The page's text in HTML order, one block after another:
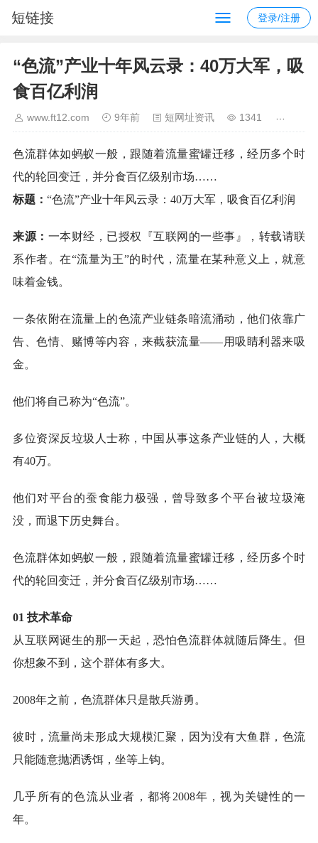
短链接 登录/注册
“色流”产业十年风云录：40万大军，吸
食百亿利润
www.ft12.com 9年前 短网址资讯 1341
色流群体如蚂蚁一般，跟随着流量蜜罐迁移，经历多个时
代的轮回变迁，并分食百亿级别市场……
标题： “色流”产业十年风云录：40万大军，吸食百亿利润
来源： 一本财经，已授权『互联网的一些事』，转载请联
系作者。在“流量为王”的时代，流量在某种意义上，就意
味着金钱。
一条依附在流量上的色流产业链条暗流涌动，他们依靠广
告、色情、赌博等内容，来截获流量——用吸睛利器来吸
金。
他们将自己称为“色流”。
多位资深反垃圾人士称，中国从事这条产业链的人，大概
有40万。
他们对平台的蚕食能力极强，曾导致多个平台被垃圾淹
没，而退下历史舞台。
色流群体如蚂蚁一般，跟随着流量蜜罐迁移，经历多个时
代的轮回变迁，并分食百亿级别市场……
01 技术革命
从互联网诞生的那一天起，恐怕色流群体就随后降生。但
你想象不到，这个群体有多大。
2008年之前，色流群体只是散兵游勇。
彼时，流量尚未形成大规模汇聚，因为没有大鱼群，色流
只能随意抛洒诱饵，坐等上钩。
几乎所有的色流从业者，都将2008年，视为关键性的一
年。